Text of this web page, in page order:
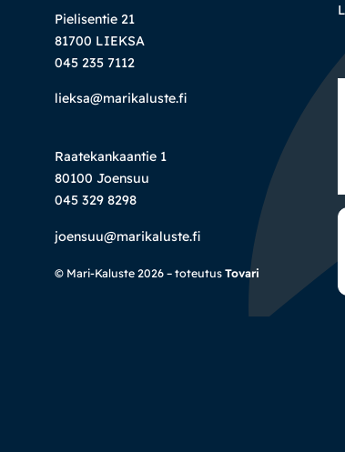
Pielisentie 21
81700 LIEKSA
045 235 7112
lieksa@marikaluste.fi
Raatekankaantie 1
80100 Joensuu
045 329 8298
joensuu@marikaluste.fi
© Mari-Kaluste 2026 – toteutus Tovari